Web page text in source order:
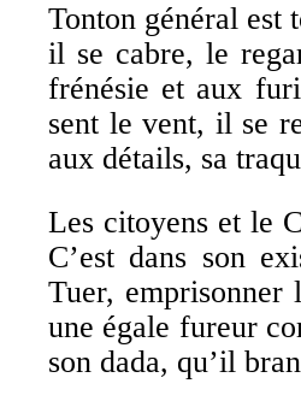
Tonton général est
il se cabre, le
frénésie et aux
sent le vent, il se
aux détails, sa
Les citoyens et le
C’est dans son
Tuer, emprisonner
une égale fureur
son dada, qu’il